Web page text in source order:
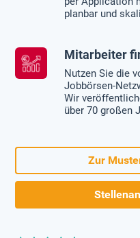
planbar und
Mitarbeiter
Nutzen Sie die
Jobbörsen-
Wir
über 70 großen
Zur